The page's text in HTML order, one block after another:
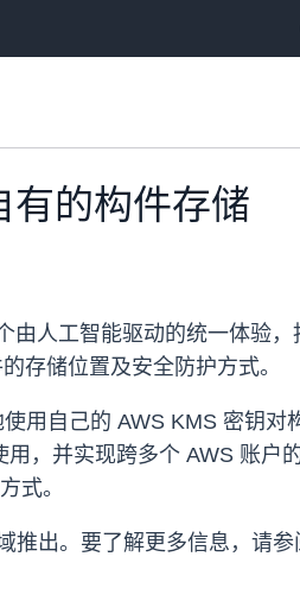
有的构件存储
人工智能驱动的统一体验
存储位置及安全防护方式。
用自己的 AWS KMS 密钥
，并实现跨多个 AWS 账
式。
推出。要了解更多信息，请参